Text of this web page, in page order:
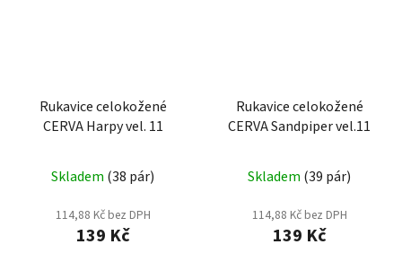
Rukavice celokožené
CERVA Harpy vel. 11
Skladem (38 pár)
114,88 Kč bez DPH
139 Kč
Rukavice celokožené
CERVA Sandpiper vel.11
Skladem (39 pár)
114,88 Kč bez DPH
139 Kč